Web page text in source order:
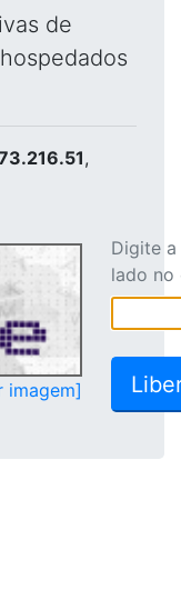
de
,
imagem]
Digite
lado no